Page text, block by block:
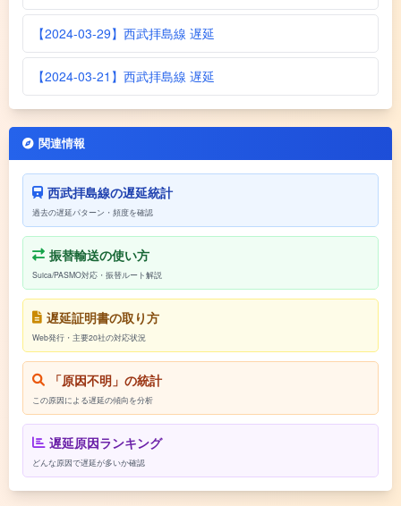
【2024-03-29】西武拝島線 遅延
【2024-03-21】西武拝島線 遅延
関連情報
西武拝島線の遅延統計
過去の遅延パターン・頻度を確認
振替輸送の使い方
Suica/PASMO対応・振替ルート解説
遅延証明書の取り方
Web発行・主要20社の対応状況
「原因不明」の統計
この原因による遅延の傾向を分析
遅延原因ランキング
どんな原因で遅延が多いか確認